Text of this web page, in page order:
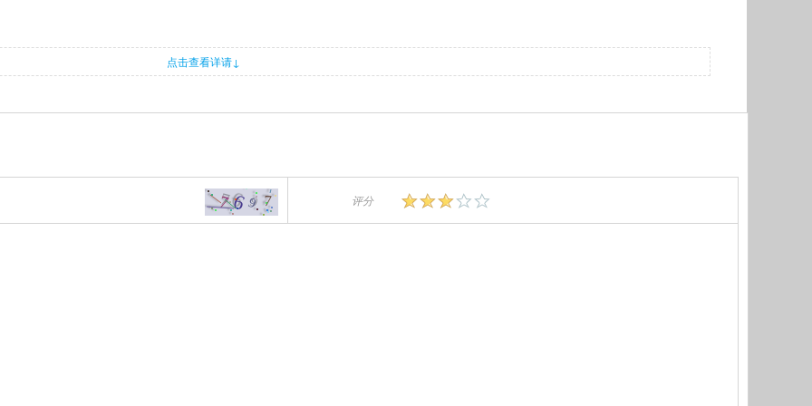
点击查看详请↓
评分